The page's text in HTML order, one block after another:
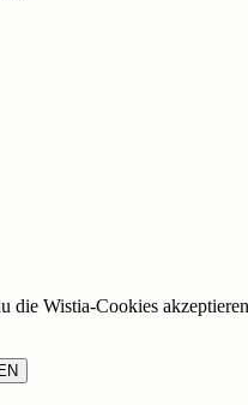
die Wistia-Cookies